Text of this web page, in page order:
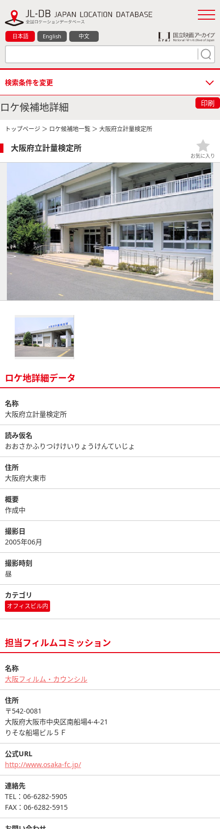
日本語 English 中文
検索条件を変更
ロケ候補地詳細 印刷
トップページ ＞ ロケ候補地一覧 ＞ 大阪府立計量検定所
大阪府立計量検定所
お気に入り
ロケ地詳細データ
名称
大阪府立計量検定所
読み仮名
おおさかふりつけけいりょうけんていじょ
住所
大阪府大東市
概要
作成中
撮影日
2005年06月
撮影時刻
昼
カテゴリ
オフィスビル内
担当フィルムコミッション
名称
大阪フィルム・カウンシル
住所
〒542-0081
大阪府大阪市中央区南船場4-4-21
りそな船場ビル５Ｆ
公式URL
http://www.osaka-fc.jp/
連絡先
TEL：06-6282-5905
FAX：06-6282-5915